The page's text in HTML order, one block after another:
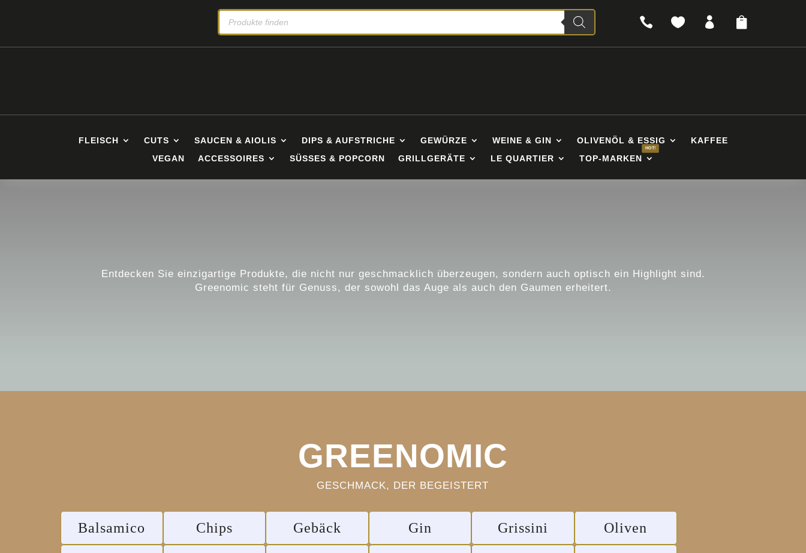
PRODUCTS
SEARCH
   
FLEISCH CUTS SAUCEN & AIOLIS DIPS & AUFSTRICHE GEWÜRZE WEINE & GIN OLIVENÖL & ESSIG
KAFFEE
VEGAN
ACCESSOIRES SÜSSES & POPCORN GRILLGERÄTE LE QUARTIER TOP-MARKEN
Entdecken Sie einzigartige Produkte, die nicht nur geschmacklich überzeugen, sondern auch optisch ein Highlight sind.
Greenomic steht für Genuss, der sowohl das Auge als auch den Gaumen erheitert.
GREENOMIC
GESCHMACK, DER BEGEISTERT
Balsamico Chips Gebäck Gin Grissini Oliven